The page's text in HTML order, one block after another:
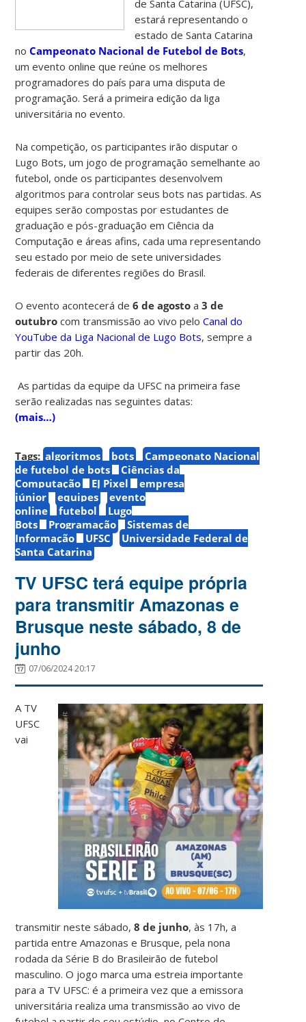
de Santa Catarina (UFSC),
estará representando o
estado de Santa Catarina
noCampeonato Nacional de Futebol de Bots,
um evento online que reúne os melhores
programadores do país para uma disputa de
programação. Será a primeira edição da liga
universitária no evento.
Na competição, os participantes irão disputar o
Lugo Bots, um jogo de programação semelhante ao
futebol, onde os participantes desenvolvem
algoritmos para controlar seus bots nas partidas. As
equipes serão compostas por estudantes de
graduação e pós-graduação em Ciência da
Computação e áreas afins, cada uma representando
seu estado por meio de sete universidades
federais de diferentes regiões do Brasil.
O evento acontecerá de6 de agosto a3 de
outubro com transmissão ao vivo peloCanal do
YouTube da Liga Nacional de Lugo Bots,sempre a
partir das 20h.
As partidas da equipe da UFSC na primeira fase
serão realizadas nas seguintes datas:
(mais…)
Tags: algoritmos bots
Campeonato Nacional
de futebol de bots
Ciências da
Computação
EJ Pixel
empresa
júnior
equipes
evento
online
futebol
Lugo
Bots
Programação
Sistemas de
Informação
UFSC
Universidade Federal de
Santa Catarina
TV UFSC terá equipe própria
para transmitir Amazonas e
Brusque neste sábado, 8 de
junho
07/06/2024 20:17
A TV
UFSC
vai
transmitir neste sábado,8 de junho, às 17h, a
partida entre Amazonas e Brusque, pela nona
rodada da Série B do Brasileirão de futebol
masculino. O jogo marca uma estreia importante
para a TV UFSC: é a primeira vez que a emissora
universitária realiza uma transmissão ao vivo de